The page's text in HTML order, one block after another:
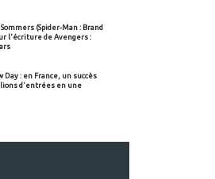
(Spider-Man : Brand
l'écriture de Avengers :
Day : en France, un succès
d'entrées en une